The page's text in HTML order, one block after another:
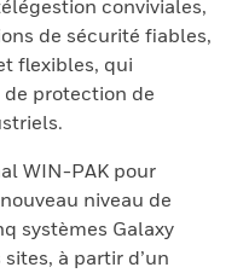
conviviales,
de sécurité fiables,
flexibles, qui
protection de
WIN-PAK pour
niveau de
systèmes Galaxy
à partir d’un